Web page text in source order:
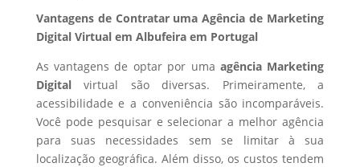
Vantagens de Contratar uma Agência de Marketing
Digital Virtual em Albufeira em Portugal
As vantagens de optar por uma agência Marketing
Digitalvirtual são diversas. Primeiramente, a
acessibilidade e a conveniência são incomparáveis.
Você pode pesquisar e selecionar a melhor agência
para suas necessidades sem se limitar à sua
localização geográfica. Além disso, os custos tendem